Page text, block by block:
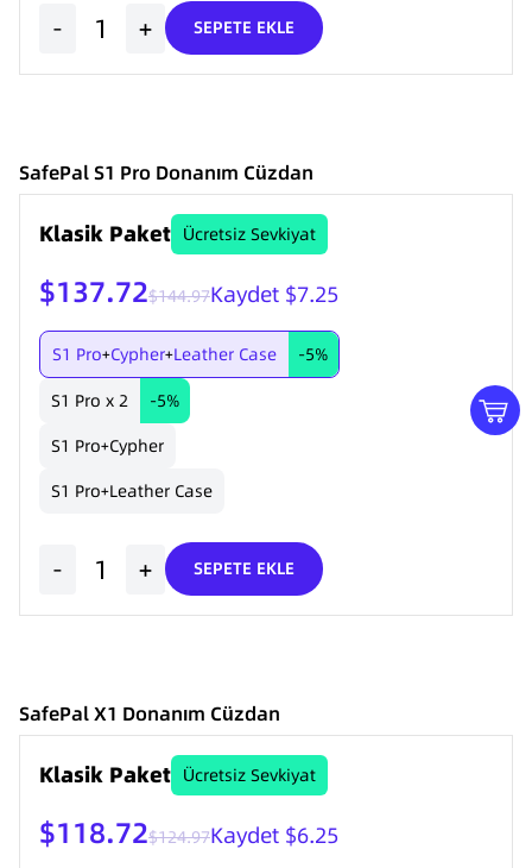
- + SEPETE EKLE
SafePal S1 Pro Donanım Cüzdan
Klasik Paket Ücretsiz Sevkiyat
$137.72$144.97Kaydet $7.25
S1 Pro+Cypher+Leather Case
-5%
S1 Pro x 2
-5%
S1 Pro+Cypher
S1 Pro+Leather Case
- + SEPETE EKLE
SafePal X1 Donanım Cüzdan
Klasik Paket Ücretsiz Sevkiyat
$118.72$124.97Kaydet $6.25